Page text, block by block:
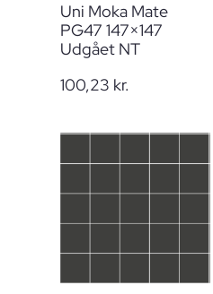
Uni Moka Mate
PG47 147×147
Udgået NT
100,23 kr.